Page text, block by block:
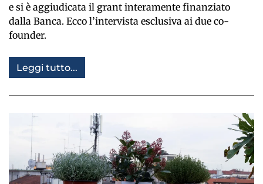
e si è aggiudicata il grant interamente finanziato
dalla Banca. Ecco l’intervista esclusiva ai due co-
founder.
Leggi tutto...